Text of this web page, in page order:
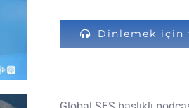
Dinlemek için